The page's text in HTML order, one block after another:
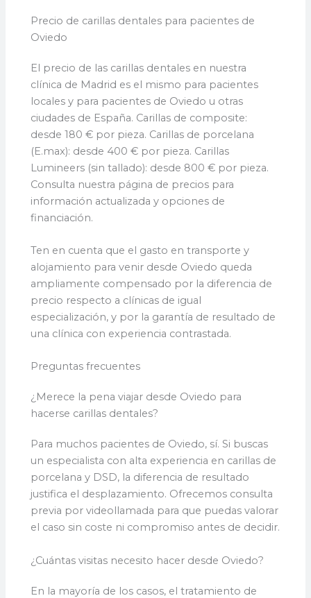
Precio de carillas dentales para pacientes de
Oviedo
El precio de las carillas dentales en nuestra
clínica de Madrid es el mismo para pacientes
locales y para pacientes de Oviedo u otras
ciudades de España. Carillas de composite:
desde 180 € por pieza. Carillas de porcelana
(E.max): desde 400 € por pieza. Carillas
Lumineers (sin tallado): desde 800 € por pieza.
Consulta nuestra página de precios para
información actualizada y opciones de
financiación.
Ten en cuenta que el gasto en transporte y
alojamiento para venir desde Oviedo queda
ampliamente compensado por la diferencia de
precio respecto a clínicas de igual
especialización, y por la garantía de resultado de
una clínica con experiencia contrastada.
Preguntas frecuentes
¿Merece la pena viajar desde Oviedo para
hacerse carillas dentales?
Para muchos pacientes de Oviedo, sí. Si buscas
un especialista con alta experiencia en carillas de
porcelana y DSD, la diferencia de resultado
justifica el desplazamiento. Ofrecemos consulta
previa por videollamada para que puedas valorar
el caso sin coste ni compromiso antes de decidir.
¿Cuántas visitas necesito hacer desde Oviedo?
En la mayoría de los casos, el tratamiento de